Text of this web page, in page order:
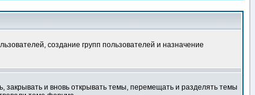
создание групп пользователей и назначение
закрывать и вновь открывать темы, перемещать и разделять темы